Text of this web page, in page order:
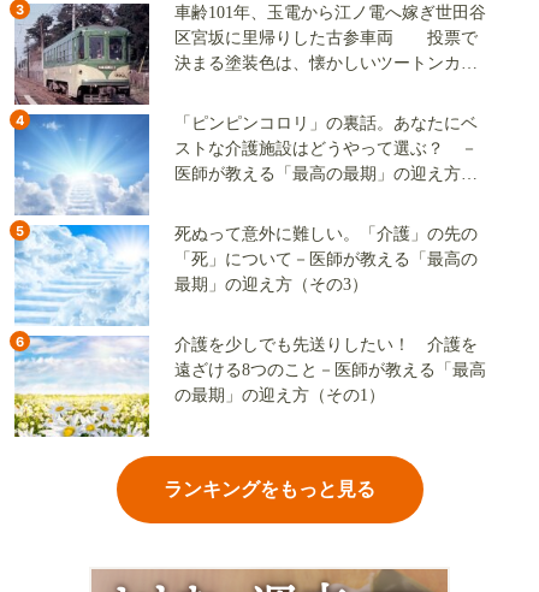
3
車齢101年、玉電から江ノ電へ嫁ぎ世田谷
区宮坂に里帰りした古参車両 投票で
決まる塗装色は、懐かしいツートンカラ
4
「ピンピンコロリ」の裏話。あなたにベ
ストな介護施設はどうやって選ぶ？ －
医師が教える「最高の最期」の迎え方
5
死ぬって意外に難しい。「介護」の先の
「死」について－医師が教える「最高の
最期」の迎え方（その3）
6
介護を少しでも先送りしたい！ 介護を
遠ざける8つのこと－医師が教える「最高
の最期」の迎え方（その1）
ランキングをもっと見る